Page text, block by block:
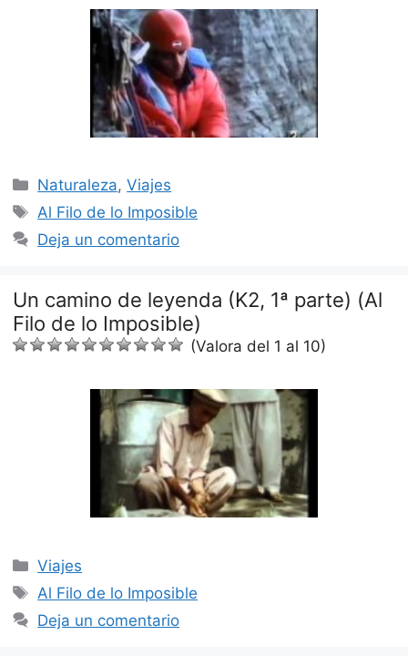
Categorías
Naturaleza,Viajes
Etiquetas
Al Filo de lo Imposible
Deja un comentario
Un camino de leyenda (K2, 1ª parte) (Al
Filo de lo Imposible)
(Valora del 1 al 10)
Categorías
Viajes
Etiquetas
Al Filo de lo Imposible
Deja un comentario